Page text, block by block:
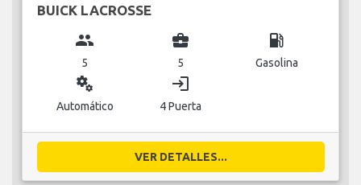
BUICK LACROSSE
group
5
business_center
5
local_gas_station
Gasolina
miscellaneous_services
Automático
login
4 Puerta
VER DETALLES...